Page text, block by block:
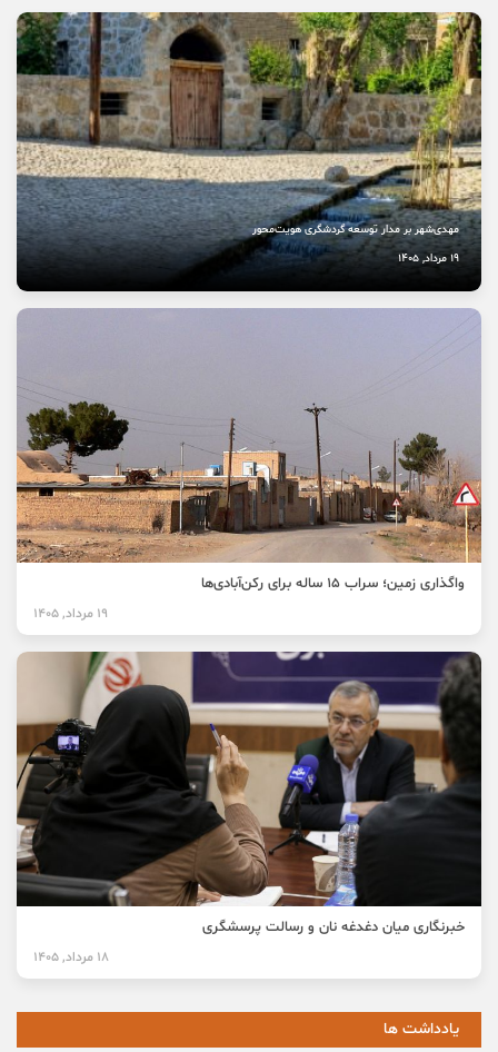
13 مرداد, 1405
وعده خانه‌ای که برای خانواده‌ها گران تمام شد
11 مرداد, 1405
مهدی‌شهر بر مدار توسعه گردشگری هویت‌محور
19 مرداد, 1405
واگذاری زمین؛ سراب ۱۵ ساله برای رکن‌آبادی‌ها
19 مرداد, 1405
خبرنگاری میان دغدغه نان و رسالت پرسشگری
18 مرداد, 1405
یادداشت ها